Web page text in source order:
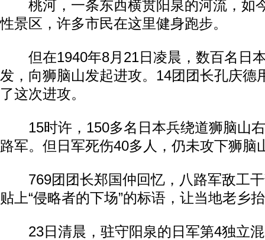
桃河，一条东西横贯阳泉的河流，如
性景区，许多市民在这里健身跑步。
但在1940年8月21日凌晨，数百名日
发，向狮脑山发起进攻。14团团长孔庆德
了这次进攻。
15时许，150多名日本兵绕道狮脑山右
路军。但日军死伤40多人，仍未攻下狮脑
769团团长郑国仲回忆，八路军敌工干
贴上“侵略者的下场”的标语，让当地老乡
23日清晨，驻守阳泉的日军第4独立混